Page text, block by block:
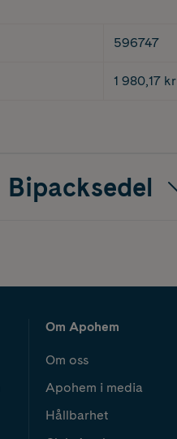
596747
1 980,17 kr
Bipacksedel
Om Apohem
Om oss
Apohem i media
Hållbarhet